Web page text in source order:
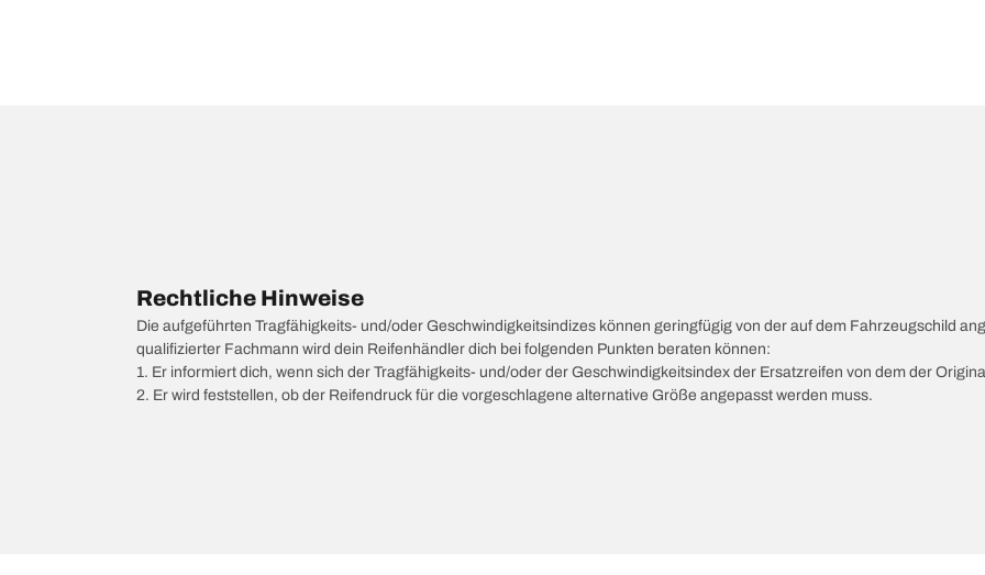
Rechtliche Hinweise
Die aufgeführten Tragfähigkeits- und/oder Geschwindigkeitsindizes können geringfügig von der auf dem Fahrzeugschild
qualifizierter Fachmann wird dein Reifenhändler dich bei folgenden Punkten beraten können:
1. Er informiert dich, wenn sich der Tragfähigkeits- und/oder der Geschwindigkeitsindex der Ersatzreifen von dem der
2. Er wird feststellen, ob der Reifendruck für die vorgeschlagene alternative Größe angepasst werden muss.